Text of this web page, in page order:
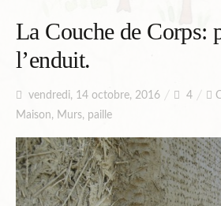
La Couche de Corps:
l’enduit.
vendredi, 14 octobre, 2016 4
Maison, Murs, paille